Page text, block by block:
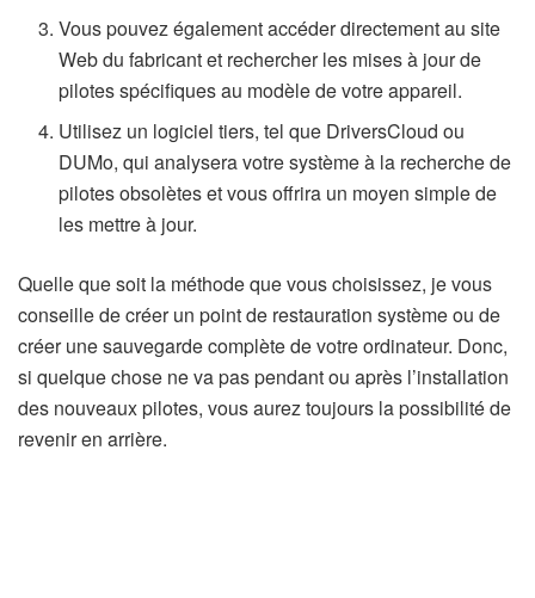
Vous pouvez également accéder directement au site
Web du fabricant et rechercher les mises à jour de
pilotes spécifiques au modèle de votre appareil.
Utilisez un logiciel tiers, tel que DriversCloud ou
DUMo, qui analysera votre système à la recherche de
pilotes obsolètes et vous offrira un moyen simple de
les mettre à jour.
Quelle que soit la méthode que vous choisissez, je vous
conseille de créer un point de restauration système ou de
créer une sauvegarde complète de votre ordinateur. Donc,
si quelque chose ne va pas pendant ou après l’installation
des nouveaux pilotes, vous aurez toujours la possibilité de
revenir en arrière.